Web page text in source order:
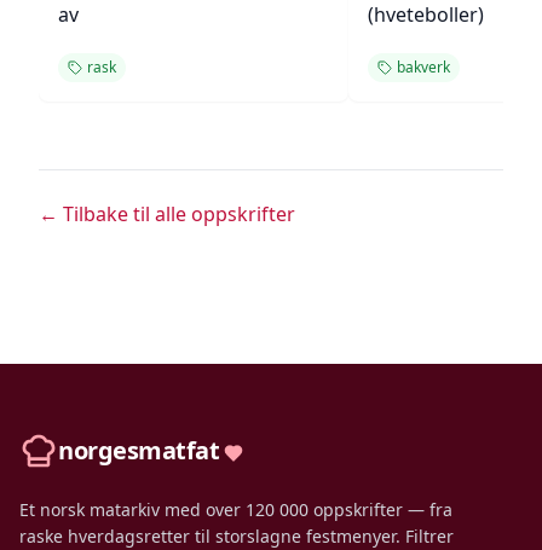
av
rask
(hveteboller)
bakverk
← Tilbake til alle oppskrifter
norgesmatfat
Et norsk matarkiv med over 120 000 oppskrifter — fra
raske hverdagsretter til storslagne festmenyer. Filtrer